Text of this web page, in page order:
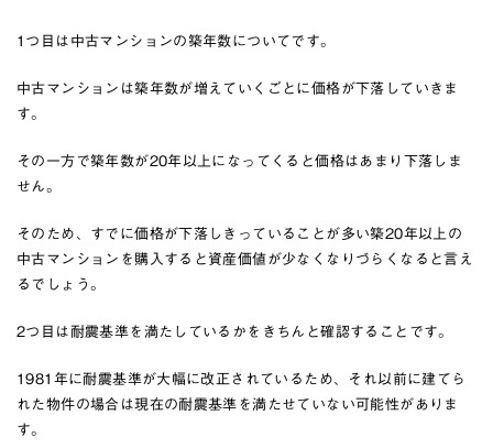
1つ目は中古マンションの築年数についてです。
中古マンションは築年数が増えていくごとに価格が下落していきま
す。
その一方で築年数が20年以上になってくると価格はあまり下落しま
せん。
そのため、すでに価格が下落しきっていることが多い築20年以上の
中古マンションを購入すると資産価値が少なくなりづらくなると言え
るでしょう。
2つ目は耐震基準を満たしているかをきちんと確認することです。
1981年に耐震基準が大幅に改正されているため、それ以前に建てら
れた物件の場合は現在の耐震基準を満たせていない可能性がありま
す。